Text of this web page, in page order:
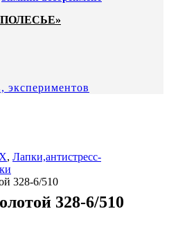
экспериментов
, Лапки,антистресс-
328-6/510
328-6/510